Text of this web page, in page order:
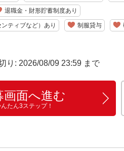
退職金・財形貯蓄制度あり
ティブなど）あり 制服貸与
: 2026/08/09 23:59 まで
画面へ進む
たん3ステップ！